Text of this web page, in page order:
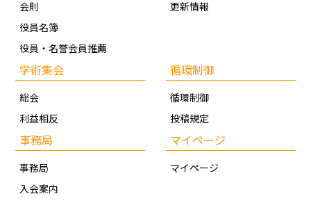
会則
役員名簿
役員・名誉会員推薦
更新情報
学術集会
総会
利益相反
循環制御
循環制御
投稿規定
事務局
事務局
入会案内
マイページ
マイページ